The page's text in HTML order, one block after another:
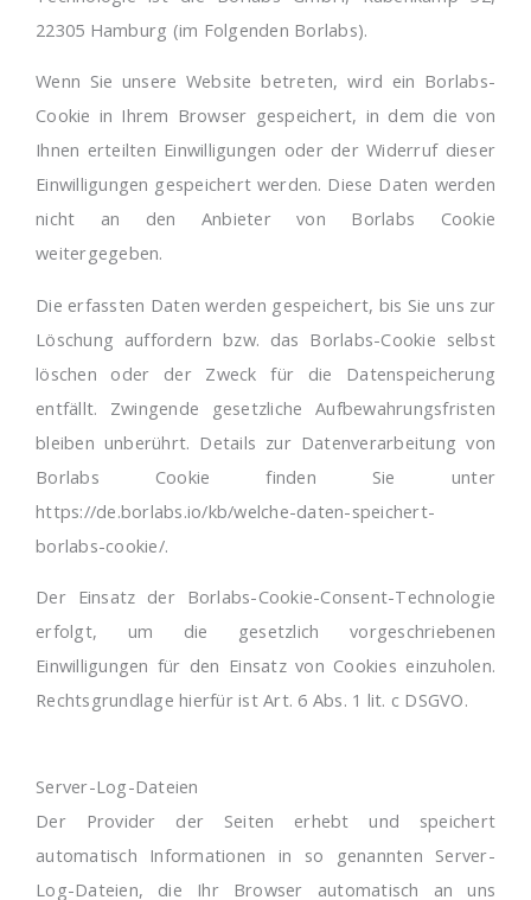
22305 Hamburg (im Folgenden Borlabs).
Wenn Sie unsere Website betreten, wird ein Borlabs-
Cookie in Ihrem Browser gespeichert, in dem die von
Ihnen erteilten Einwilligungen oder der Widerruf dieser
Einwilligungen gespeichert werden. Diese Daten werden
nicht an den Anbieter von Borlabs Cookie
weitergegeben.
Die erfassten Daten werden gespeichert, bis Sie uns zur
Löschung auffordern bzw. das Borlabs-Cookie selbst
löschen oder der Zweck für die Datenspeicherung
entfällt. Zwingende gesetzliche Aufbewahrungsfristen
bleiben unberührt. Details zur Datenverarbeitung von
Borlabs Cookie finden Sie unter
https://de.borlabs.io/kb/welche-daten-speichert-
borlabs-cookie/.
Der Einsatz der Borlabs-Cookie-Consent-Technologie
erfolgt, um die gesetzlich vorgeschriebenen
Einwilligungen für den Einsatz von Cookies einzuholen.
Rechtsgrundlage hierfür ist Art. 6 Abs. 1 lit. c DSGVO.
Server-Log-Dateien
Der Provider der Seiten erhebt und speichert
automatisch Informationen in so genannten Server-
Log-Dateien, die Ihr Browser automatisch an uns